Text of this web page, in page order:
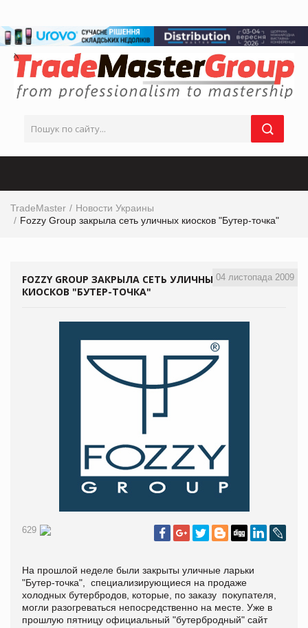
TradeMaster
Новости Украины
Fozzy Group закрыла сеть уличных киосков "Бутер-точка"
04 листопада 2009
FOZZY GROUP ЗАКРЫЛА СЕТЬ УЛИЧНЫХ
КИОСКОВ "БУТЕР-ТОЧКА"
629
На прошлой неделе были закрыты уличные ларьки
"Бутер-точка", специализирующиеся на продаже
холодных бутербродов, которые, по заказу покупателя,
могли разогреваться непосредственно на месте. Уже в
прошлую пятницу официальный "бутербродный" сайт